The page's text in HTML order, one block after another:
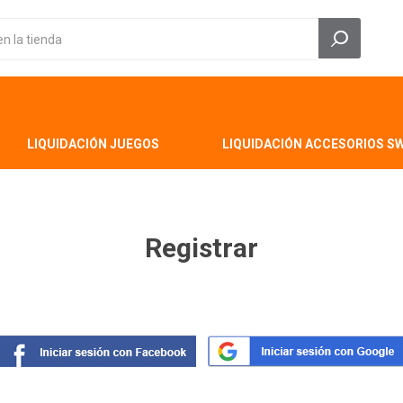
LIQUIDACIÓN JUEGOS LIQUIDACIÓN ACCESORIOS
Registrar